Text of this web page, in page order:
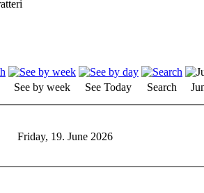
See by week See Today Search
Friday, 19. June 2026